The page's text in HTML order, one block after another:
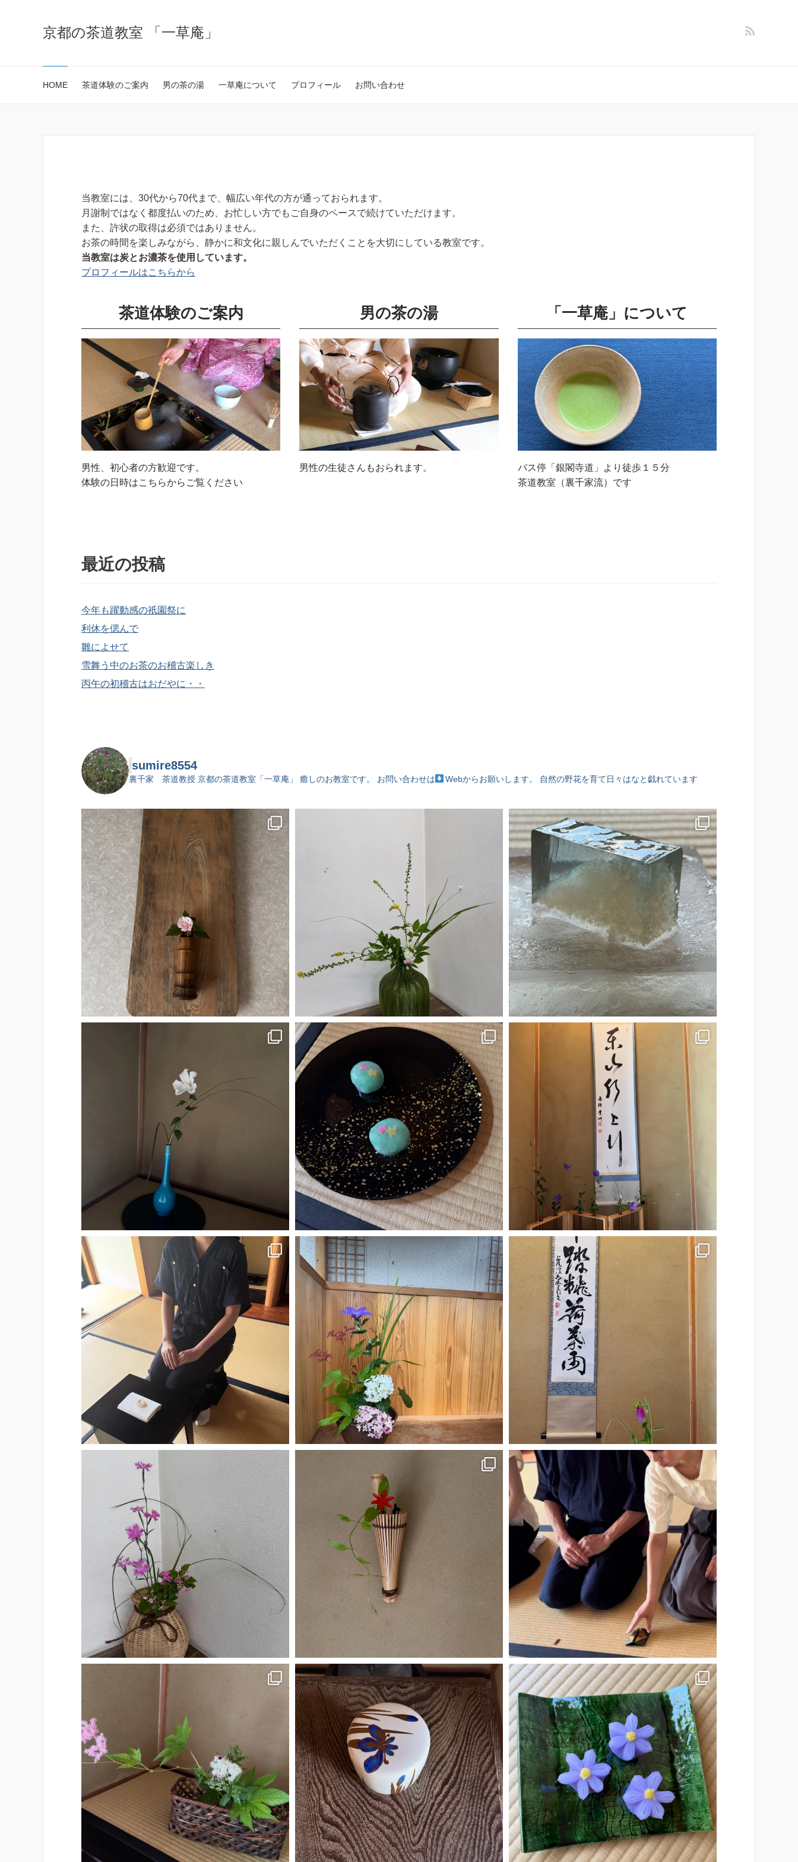
京都の茶道教室 「一草庵」
HOME 茶道体験のご案内 男の茶の湯 一草庵について プロフィール お問い合わせ
当教室には、30代から70代まで、幅広い年代の方が通っておられます。
月謝制ではなく都度払いのため、お忙しい方でもご自身のペースで続けていただけます。
また、許状の取得は必須ではありません。
お茶の時間を楽しみながら、静かに和文化に親しんでいただくことを大切にしている教室です。
当教室は炭とお濃茶を使用しています。
プロフィールはこちらから
茶道体験のご案内
男性、初心者の方歓迎です。
体験の日時はこちらからご覧ください
男の茶の湯
男性の生徒さんもおられます。
「一草庵」について
バス停「銀閣寺道」より徒歩１５分
茶道教室（裏千家流）です
最近の投稿
今年も躍動感の祇園祭に
利休を偲んで
雛によせて
雪舞う中のお茶のお稽古楽しき
丙午の初稽古はおだやに・・
sumire8554
裏千家 茶道教授 京都の茶道教室「一草庵」 癒しのお教室です。 お問い合わせは Webからお願いします。 自然の野花を育て日々はなと戯れています